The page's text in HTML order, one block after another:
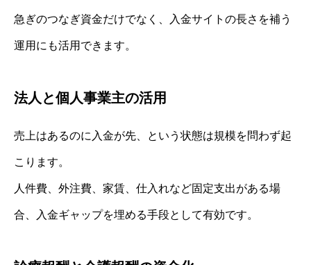
急ぎのつなぎ資金だけでなく、入金サイトの長さを補う
運用にも活用できます。
法人と個人事業主の活用
売上はあるのに入金が先、という状態は規模を問わず起
こります。
人件費、外注費、家賃、仕入れなど固定支出がある場
合、入金ギャップを埋める手段として有効です。